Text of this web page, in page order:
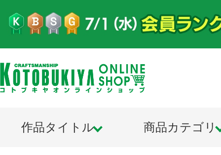
作品タイトル 商品カテゴリ